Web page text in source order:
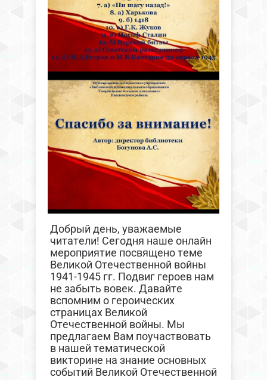
Добрый день, уважаемые
читатели! Сегодня наше онлайн
мероприятие посвящено теме
Великой Отечественной войны
1941-1945 гг. Подвиг героев нам
не забыть вовек. Давайте
вспомним о героических
страницах Великой
Отечественной войны. Мы
предлагаем Вам поучаствовать
в нашей тематической
викторине на знание основных
событий Великой Отечественной